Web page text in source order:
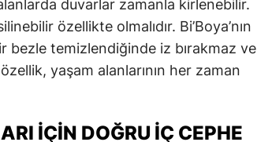
duvarlar zamanla kirlenebilir.
özellikte olmalıdır. Bi’Boya’nın
bezle temizlendiğinde iz bırakmaz ve
yaşam alanlarının her zaman
İÇIN DOĞRU İÇ CEPHE